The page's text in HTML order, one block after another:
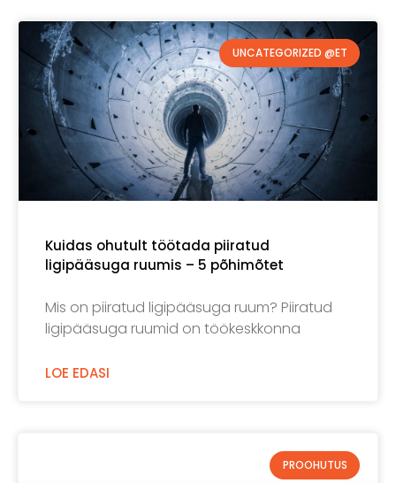
UNCATEGORIZED @ET
Kuidas ohutult töötada piiratud
ligipääsuga ruumis – 5 põhimõtet
Mis on piiratud ligipääsuga ruum? Piiratud
ligipääsuga ruumid on töökeskkonna
LOE EDASI
PROOHUTUS